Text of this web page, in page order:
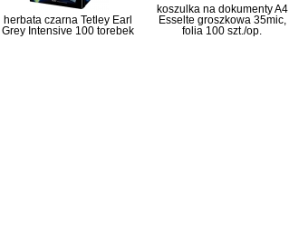
herbata czarna Tetley Earl
Grey Intensive 100 torebek
koszulka na dokumenty A4
Esselte groszkowa 35mic,
folia 100 szt./op.